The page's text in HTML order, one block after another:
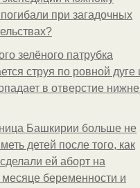
при загадочных
зелёного патрубка
струя по ровной дуге
в отверстие
Башкирии больше не
детей после того, как
ей аборт на
беременности и